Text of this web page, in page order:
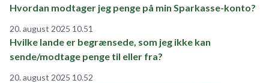
Hvordan modtager jeg penge på min Sparkasse-konto?
20. august 2025 10.51
Hvilke lande er begrænsede, som jeg ikke kan
sende/modtage penge til eller fra?
20. august 2025 10.52